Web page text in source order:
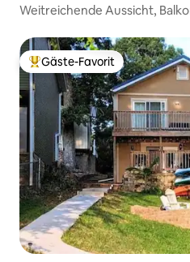
Weitreichende Aussicht,
Beliebter Gäste-Favorit.
Gäste-Favorit